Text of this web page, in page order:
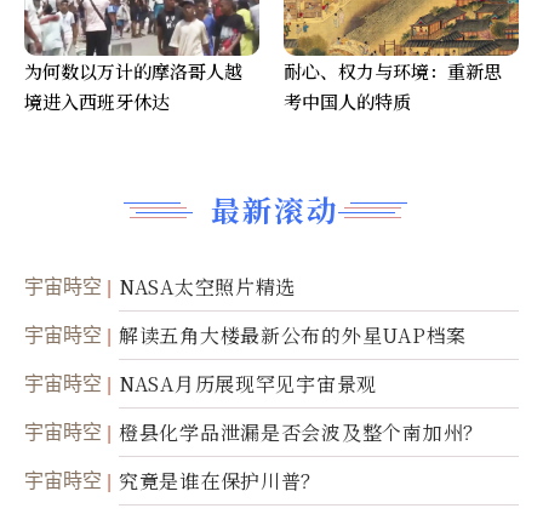
最新滚动
宇宙時空 NASA太空照片精选
宇宙時空 解读五角大楼最新公布的外星UAP档案
宇宙時空 NASA月历展现罕见宇宙景观
宇宙時空 橙县化学品泄漏是否会波及整个南加州？
宇宙時空 究竟是谁在保护川普？
为何数以万计的摩洛哥人越
境进入西班牙休达
耐心、权力与环境：重新思
考中国人的特质